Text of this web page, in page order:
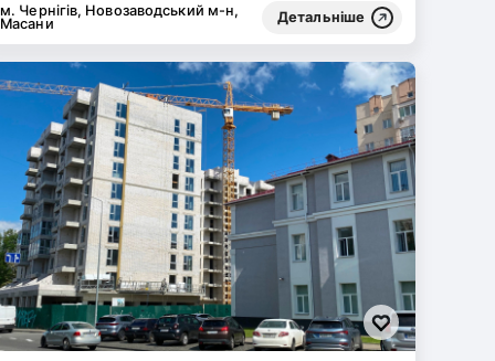
м. Чернігів, Новозаводський м-н,
Масани
Детальніше